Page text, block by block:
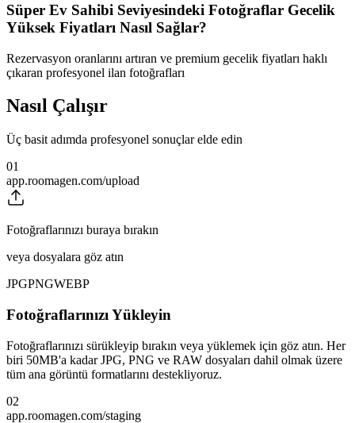
Süper Ev Sahibi Seviyesindeki Fotoğraflar Gecelik
Yüksek Fiyatları Nasıl Sağlar?
Rezervasyon oranlarını artıran ve premium gecelik fiyatları haklı
çıkaran profesyonel ilan fotoğrafları
Nasıl Çalışır
Üç basit adımda profesyonel sonuçlar elde edin
01
app.roomagen.com/upload
Fotoğraflarınızı buraya bırakın
veya dosyalara göz atın
JPGPNGWEBP
Fotoğraflarınızı Yükleyin
Fotoğraflarınızı sürükleyip bırakın veya yüklemek için göz atın. Her
biri 50MB'a kadar JPG, PNG ve RAW dosyaları dahil olmak üzere
tüm ana görüntü formatlarını destekliyoruz.
02
app.roomagen.com/staging